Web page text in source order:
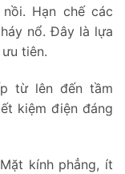
Hạn chế các
nổ. Đây là lựa
tiên.
từ lên đến tầm
kiệm điện đáng
kính phẳng, ít